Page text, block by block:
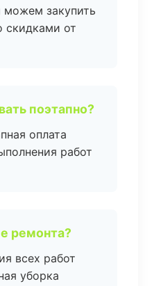
можем закупить
скидками от
поэтапно?
оплата
работ
ремонта?
всех работ
уборка